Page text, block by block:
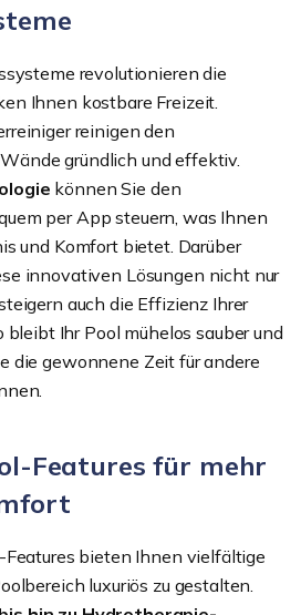
revolutionieren die
Ihnen kostbare Freizeit.
reinigen den
gründlich und effektiv.
können Sie den
per App steuern, was Ihnen
und Komfort bietet. Darüber
innovativen Lösungen nicht nur
auch die Effizienz Ihrer
bleibt Ihr Pool mühelos sauber und
die gewonnene Zeit für andere
Features für mehr
bieten Ihnen vielfältige
luxuriös zu gestalten.